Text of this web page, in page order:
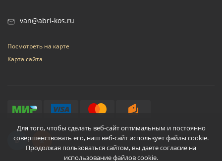
Для того, чтобы сделать веб-сайт оптимальным и постоянно
совершенствовать его, наш веб-сайт использует файлы cookie.
Продолжая пользоваться сайтом, вы даете согласие на
использование файлов cookie.
van@abri-kos.ru
Посмотреть на карте
Карта сайта